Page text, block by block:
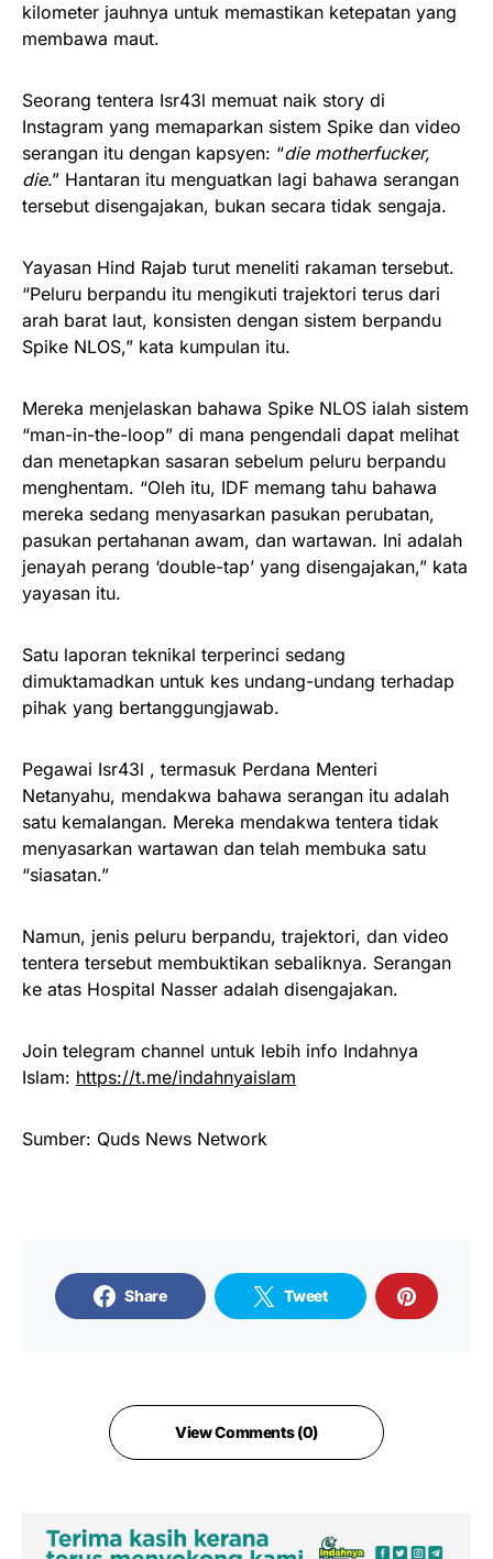
kilometer jauhnya untuk memastikan ketepatan yang
membawa maut.
Seorang tentera Isr43l memuat naik story di
Instagram yang memaparkan sistem Spike dan video
serangan itu dengan kapsyen: “die motherfucker,
die.” Hantaran itu menguatkan lagi bahawa serangan
tersebut disengajakan, bukan secara tidak sengaja.
Yayasan Hind Rajab turut meneliti rakaman tersebut.
“Peluru berpandu itu mengikuti trajektori terus dari
arah barat laut, konsisten dengan sistem berpandu
Spike NLOS,” kata kumpulan itu.
Mereka menjelaskan bahawa Spike NLOS ialah sistem
“man-in-the-loop” di mana pengendali dapat melihat
dan menetapkan sasaran sebelum peluru berpandu
menghentam. “Oleh itu, IDF memang tahu bahawa
mereka sedang menyasarkan pasukan perubatan,
pasukan pertahanan awam, dan wartawan. Ini adalah
jenayah perang ‘double-tap’ yang disengajakan,” kata
yayasan itu.
Satu laporan teknikal terperinci sedang
dimuktamadkan untuk kes undang-undang terhadap
pihak yang bertanggungjawab.
Pegawai Isr43l , termasuk Perdana Menteri
Netanyahu, mendakwa bahawa serangan itu adalah
satu kemalangan. Mereka mendakwa tentera tidak
menyasarkan wartawan dan telah membuka satu
“siasatan.”
Namun, jenis peluru berpandu, trajektori, dan video
tentera tersebut membuktikan sebaliknya. Serangan
ke atas Hospital Nasser adalah disengajakan.
Join telegram channel untuk lebih info Indahnya
Islam: https://t.me/indahnyaislam
Sumber: Quds News Network
Share Tweet
View Comments (0)